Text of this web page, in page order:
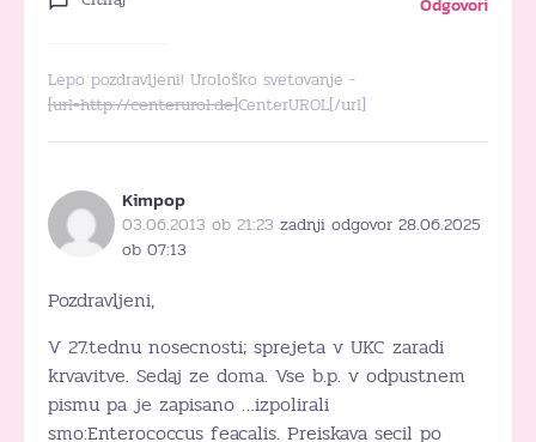
Lepo pozdravljeni! Urološko svetovanje -
[url=http://centerurol.de]CenterUROL[/url]
Kimpop
03.06.2013 ob 21:23 zadnji odgovor 28.06.2025
ob 07:13
Pozdravljeni,
V 27.tednu nosecnosti; sprejeta v UKC zaradi
krvavitve. Sedaj ze doma. Vse b.p. v odpustnem
pismu pa je zapisano …izpolirali
smo:Enterococcus feacalis. Preiskava secil po